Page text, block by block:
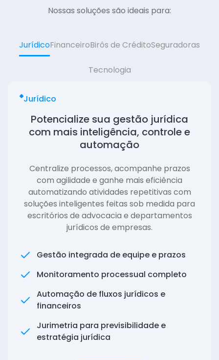
Nossas soluções são ideais para:
JurídicoFinanceiroBirôs de CréditoSeguradoras
Tecnologia
Jurídico
Potencialize sua gestão jurídica
com mais inteligência, controle e
automação
Centralize processos, acompanhe prazos
com agilidade e ganhe mais eficiência
automatizando atividades repetitivas com
soluções inteligentes feitas sob medida para
escritórios de advocacia e departamentos
jurídicos de empresas.
Gestão integrada de equipe e prazos
Monitoramento processual completo
Automação de fluxos jurídicos e
financeiros
Jurimetria para previsibilidade e
estratégia jurídica